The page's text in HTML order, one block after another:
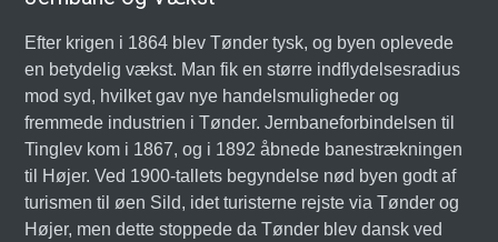
Efter krigen i 1864 blev Tønder tysk, og byen oplevede
en betydelig vækst. Man fik en større indflydelsesradius
mod syd, hvilket gav nye handelsmuligheder og
fremmede industrien i Tønder. Jernbaneforbindelsen til
Tinglev kom i 1867, og i 1892 åbnede banestrækningen
til Højer. Ved 1900-tallets begyndelse nød byen godt af
turismen til øen Sild, idet turisterne rejste via Tønder og
Højer, men dette stoppede da Tønder blev dansk ved